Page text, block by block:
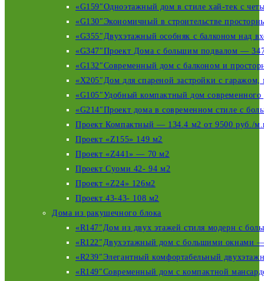
«G159″Одноэтажный дом в стиле хай-тек с
«G130″Экономичный в строительстве
«G355″Двухэтажный особняк c балконом над
«G347″Проект Дома с большим подвалом —
«G132″Современный дом с балконом и
«X205″Дом для спареной застройки с
«G105″Удобный компактный дом
«G214″Проект дома в современном стиле с
Проект Компактный — 134.4 м2 от 9500 руб./
Проект «Z155» 149 м2
Проект «Z441» — 70 м2
Проект Суоми 42- 94 м2
Проект «Z24» 126м2
Проект 43-43- 108 м2
Дома из ракушечного блока
«R147″Дом из двух этажей стиля модерн с
«R122″Двухэтажный дом с большими окнами
«R239″Элегантный комфортабельный
«R149″Современный дом с компактной